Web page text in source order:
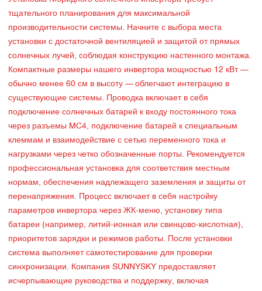
тщательного планирования для максимальной
производительности системы. Начните с выбора места
установки с достаточной вентиляцией и защитой от прямых
солнечных лучей, соблюдая конструкцию настенного монтажа.
Компактные размеры нашего инвертора мощностью 12 кВт —
обычно менее 60 см в высоту — облегчают интеграцию в
существующие системы. Проводка включает в себя
подключение солнечных батарей к входу постоянного тока
через разъемы MC4, подключение батарей к специальным
клеммам и взаимодействие с сетью переменного тока и
нагрузками через четко обозначенные порты. Рекомендуется
профессиональная установка для соответствия местным
нормам, обеспечения надлежащего заземления и защиты от
перенапряжения. Процесс включает в себя настройку
параметров инвертора через ЖК-меню, установку типа
батареи (например, литий-ионная или свинцово-кислотная),
приоритетов зарядки и режимов работы. После установки
система выполняет самотестирование для проверки
синхронизации. Компания SUNNYSKY предоставляет
исчерпывающие руководства и поддержку, включая